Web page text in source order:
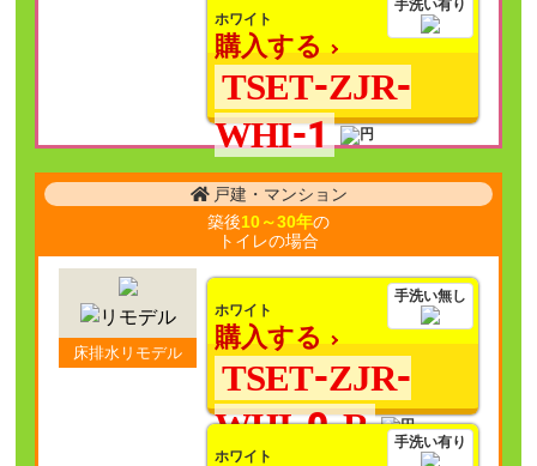
手洗い有り
ホワイト
購入する
TSET-ZJR-
WHI-1
戸建・マンション
築後10～30年の
トイレの場合
床排水リモデル
手洗い無し
ホワイト
購入する
TSET-ZJR-
WHI-0-R
手洗い有り
ホワイト